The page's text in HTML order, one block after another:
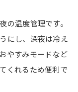
の温度管理です。
にし、深夜は冷え
やすみモードなど
くれるため便利で